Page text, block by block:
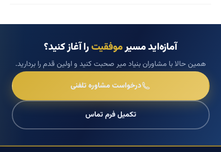
آمازه‌اید مسیرموفقیترا آغاز کنید؟
همین حالا با مشاوران بنیاد میر صحبت کنید و اولین قدم را بردارید.
درخواست مشاوره تلفنی
تکمیل فرم تماس